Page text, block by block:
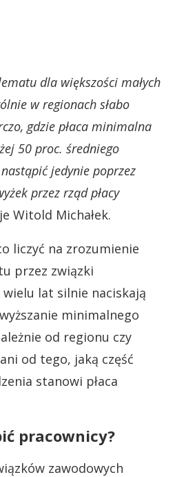
dla większości małych
w regionach słabo
gdzie płaca minimalna
50 proc. średniego
jedynie poprzez
przez rząd płacy
Witold Michałek.
liczyć na zrozumienie
przez związki
lat silnie naciskają
minimalnego
od regionu czy
od tego, jaką część
stanowi płaca
pracownicy?
zawodowych